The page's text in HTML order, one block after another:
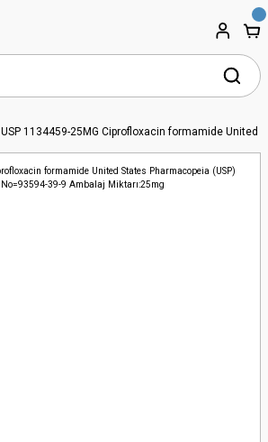
USP 1134459-25MG Ciprofloxacin formamide United